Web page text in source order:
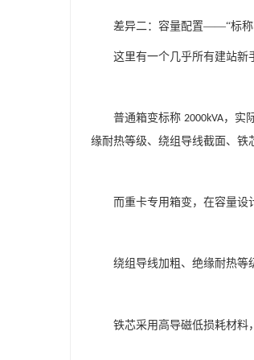
差异二：容量配置——“标称
这里有一个几乎所有建站新
普通箱变标称 2000kVA，实
缘耐热等级、绕组导线截面、铁
而重卡专用箱变，在容量设
绕组导线加粗、绝缘耐热等
铁芯采用高导磁低损耗材料